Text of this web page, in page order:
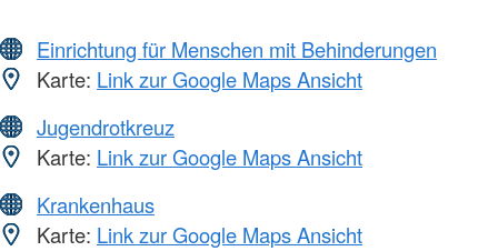
Einrichtung für Menschen mit Behinderungen
Karte: Link zur Google Maps Ansicht
Jugendrotkreuz
Karte: Link zur Google Maps Ansicht
Krankenhaus
Karte: Link zur Google Maps Ansicht